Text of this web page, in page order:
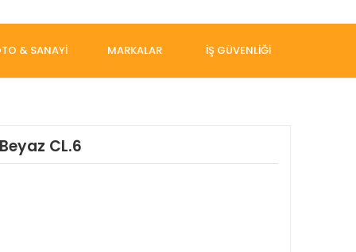
& SANAYİ MARKALAR İŞ GÜVENLİĞİ
CL.6